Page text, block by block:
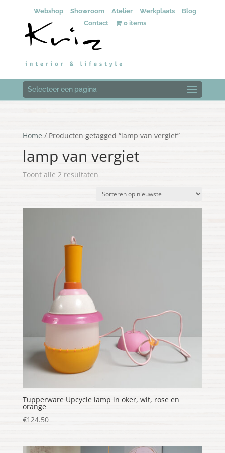
Webshop Showroom Atelier Werkplaats
Blog
Contact
0 items
Selecteer een pagina
Home / Producten getagged “lamp van vergiet”
lamp van vergiet
Toont alle 2 resultatenGesorteerd
nieuwste
Tupperware Upcycle lamp in oker, wit, rose en
orange
€124.50